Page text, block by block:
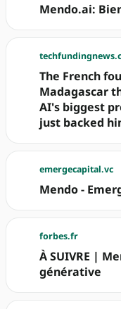
Mendo.ai:
The French
Madagascar
AI's biggest
just backed
emergecapital.vc
Mendo -
forbes.fr
À SUIVRE |
générative